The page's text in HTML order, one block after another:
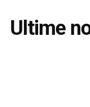
Ultime